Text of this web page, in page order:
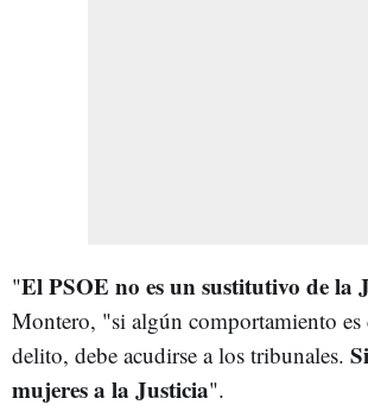
"El PSOE no es un sustitutivo de la
Montero, "si algún comportamiento
delito, debe acudirse a los tribunales.
mujeres a la Justicia".